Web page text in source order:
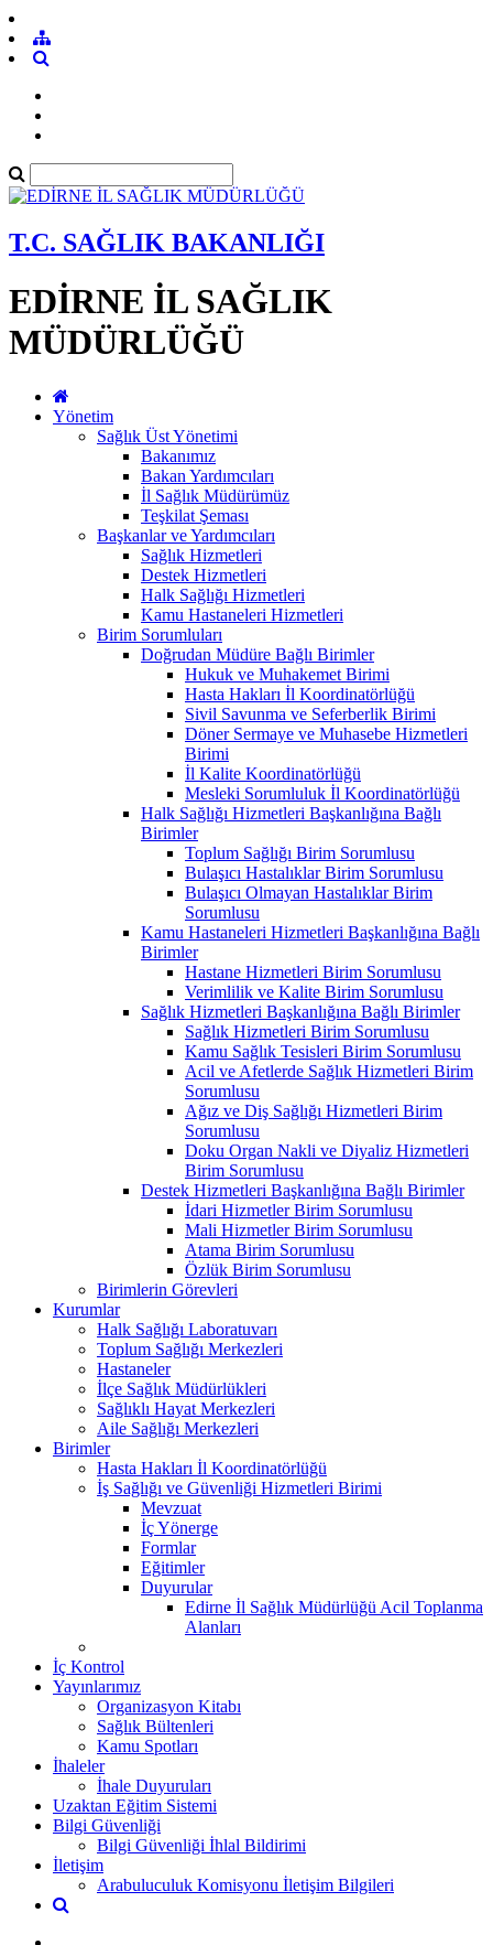
T.C. SAĞLIK BAKANLIĞI
EDİRNE İL SAĞLIK
MÜDÜRLÜĞÜ
Yönetim
Sağlık Üst Yönetimi
Bakanımız
Bakan Yardımcıları
İl Sağlık Müdürümüz
Teşkilat Şeması
Başkanlar ve Yardımcıları
Sağlık Hizmetleri
Destek Hizmetleri
Halk Sağlığı Hizmetleri
Kamu Hastaneleri Hizmetleri
Birim Sorumluları
Doğrudan Müdüre Bağlı Birimler
Hukuk ve Muhakemet Birimi
Hasta Hakları İl Koordinatörlüğü
Sivil Savunma ve Seferberlik Birimi
Döner Sermaye ve Muhasebe Hizmetleri
Birimi
İl Kalite Koordinatörlüğü
Mesleki Sorumluluk İl Koordinatörlüğü
Halk Sağlığı Hizmetleri Başkanlığına Bağlı
Birimler
Toplum Sağlığı Birim Sorumlusu
Bulaşıcı Hastalıklar Birim Sorumlusu
Bulaşıcı Olmayan Hastalıklar Birim
Sorumlusu
Kamu Hastaneleri Hizmetleri Başkanlığına Bağlı
Birimler
Hastane Hizmetleri Birim Sorumlusu
Verimlilik ve Kalite Birim Sorumlusu
Sağlık Hizmetleri Başkanlığına Bağlı Birimler
Sağlık Hizmetleri Birim Sorumlusu
Kamu Sağlık Tesisleri Birim Sorumlusu
Acil ve Afetlerde Sağlık Hizmetleri Birim
Sorumlusu
Ağız ve Diş Sağlığı Hizmetleri Birim
Sorumlusu
Doku Organ Nakli ve Diyaliz Hizmetleri
Birim Sorumlusu
Destek Hizmetleri Başkanlığına Bağlı Birimler
İdari Hizmetler Birim Sorumlusu
Mali Hizmetler Birim Sorumlusu
Atama Birim Sorumlusu
Özlük Birim Sorumlusu
Birimlerin Görevleri
Kurumlar
Halk Sağlığı Laboratuvarı
Toplum Sağlığı Merkezleri
Hastaneler
İlçe Sağlık Müdürlükleri
Sağlıklı Hayat Merkezleri
Aile Sağlığı Merkezleri
Birimler
Hasta Hakları İl Koordinatörlüğü
İş Sağlığı ve Güvenliği Hizmetleri Birimi
Mevzuat
İç Yönerge
Formlar
Eğitimler
Duyurular
Edirne İl Sağlık Müdürlüğü Acil Toplanma
Alanları
İç Kontrol
Yayınlarımız
Organizasyon Kitabı
Sağlık Bültenleri
Kamu Spotları
İhaleler
İhale Duyuruları
Uzaktan Eğitim Sistemi
Bilgi Güvenliği
Bilgi Güvenliği İhlal Bildirimi
İletişim
Arabuluculuk Komisyonu İletişim Bilgileri